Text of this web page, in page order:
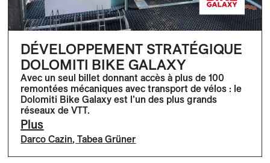
DÉVELOPPEMENT STRATÉGIQUE
DOLOMITI BIKE GALAXY
Avec un seul billet donnant accès à plus de 100
remontées mécaniques avec transport de vélos : le
Dolomiti Bike Galaxy est l’un des plus grands
réseaux de VTT.
Plus
Darco Cazin,Tabea Grüner